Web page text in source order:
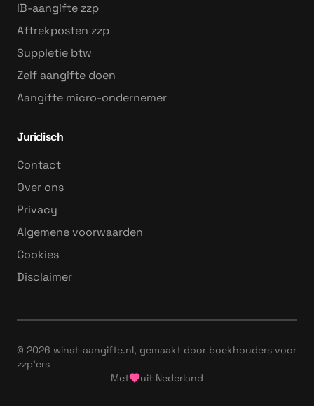
IB-aangifte zzp
Aftrekposten zzp
Suppletie btw
Zelf aangifte doen
Aangifte micro-ondernemer
Juridisch
Contact
Over ons
Privacy
Algemene voorwaarden
Cookies
Disclaimer
© 2026 winst-aangifte.nl, gemaakt door boekhouders voor
zzp'ers
Met
uit Nederland